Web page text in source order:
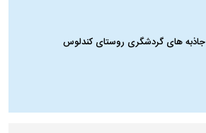
جاذبه های گردشگری روستای کندلوس